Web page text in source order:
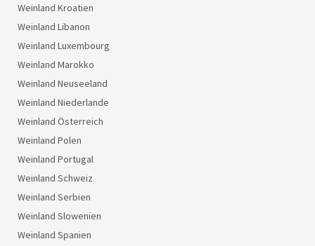
Weinland Kroatien
Weinland Libanon
Weinland Luxembourg
Weinland Marokko
Weinland Neuseeland
Weinland Niederlande
Weinland Österreich
Weinland Polen
Weinland Portugal
Weinland Schweiz
Weinland Serbien
Weinland Slowenien
Weinland Spanien